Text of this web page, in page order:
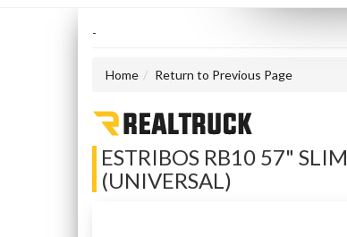
-
Home Return to Previous Page
ESTRIBOS RB10 57"
(UNIVERSAL)